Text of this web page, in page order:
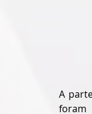
A
foram